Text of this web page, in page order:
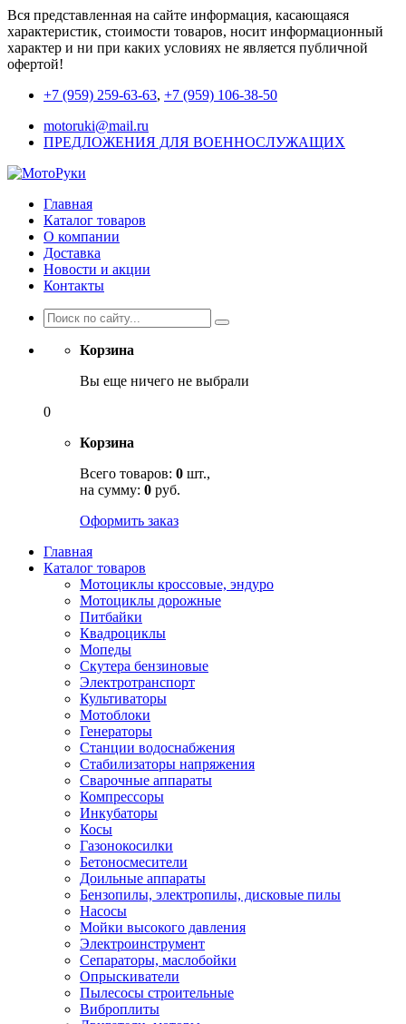
Вся представленная на сайте информация, касающаяся
характеристик, стоимости товаров, носит информационный
характер и ни при каких условиях не является публичной
офертой!
+7 (959) 259-63-63, +7 (959) 106-38-50
motoruki@mail.ru
ПРЕДЛОЖЕНИЯ ДЛЯ ВОЕННОСЛУЖАЩИХ
Главная
Каталог товаров
О компании
Доставка
Новости и акции
Контакты
Корзина
Вы еще ничего не выбрали
0
Корзина
Всего товаров: 0 шт.,
на сумму: 0 руб.
Оформить заказ
Главная
Каталог товаров
Мотоциклы кроссовые, эндуро
Мотоциклы дорожные
Питбайки
Квадроциклы
Мопеды
Скутера бензиновые
Электротранспорт
Культиваторы
Мотоблоки
Генераторы
Станции водоснабжения
Стабилизаторы напряжения
Сварочные аппараты
Компрессоры
Инкубаторы
Косы
Газонокосилки
Бетоносмесители
Доильные аппараты
Бензопилы, электропилы, дисковые пилы
Насосы
Мойки высокого давления
Электроинструмент
Сепараторы, маслобойки
Опрыскиватели
Пылесосы строительные
Виброплиты